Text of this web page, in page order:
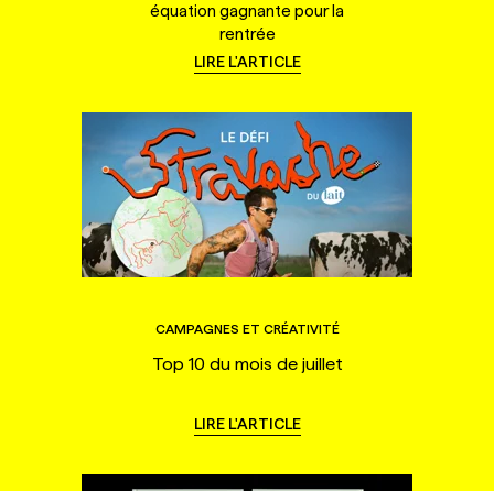
équation gagnante pour la
rentrée
LIRE L'ARTICLE
CAMPAGNES ET CRÉATIVITÉ
Top 10 du mois de juillet
LIRE L'ARTICLE